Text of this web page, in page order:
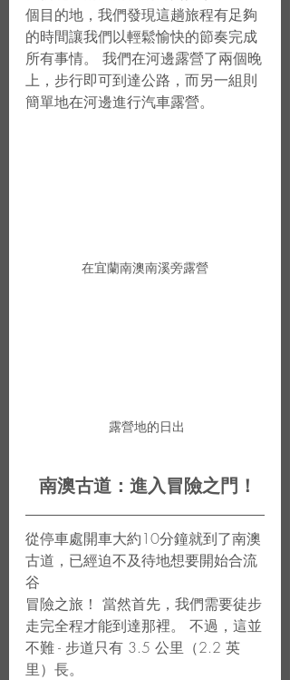
個目的地，我們發現這趟旅程有足夠
的時間讓我們以輕鬆愉快的節奏完成
所有事情。 我們在河邊露營了兩個晚
上，步行即可到達公路，而另一組則
簡單地在河邊進行汽車露營。
在宜蘭南澳南溪旁露營
露營地的日出
南澳古道：進入冒險之門！
從停車處開車大約10分鐘就到了南澳
古道，已經迫不及待地想要開始合流
谷
冒險之旅！ 當然首先，我們需要徒步
走完全程才能到達那裡。 不過，這並
不難 - 步道只有 3.5 公里（2.2 英
里）長。